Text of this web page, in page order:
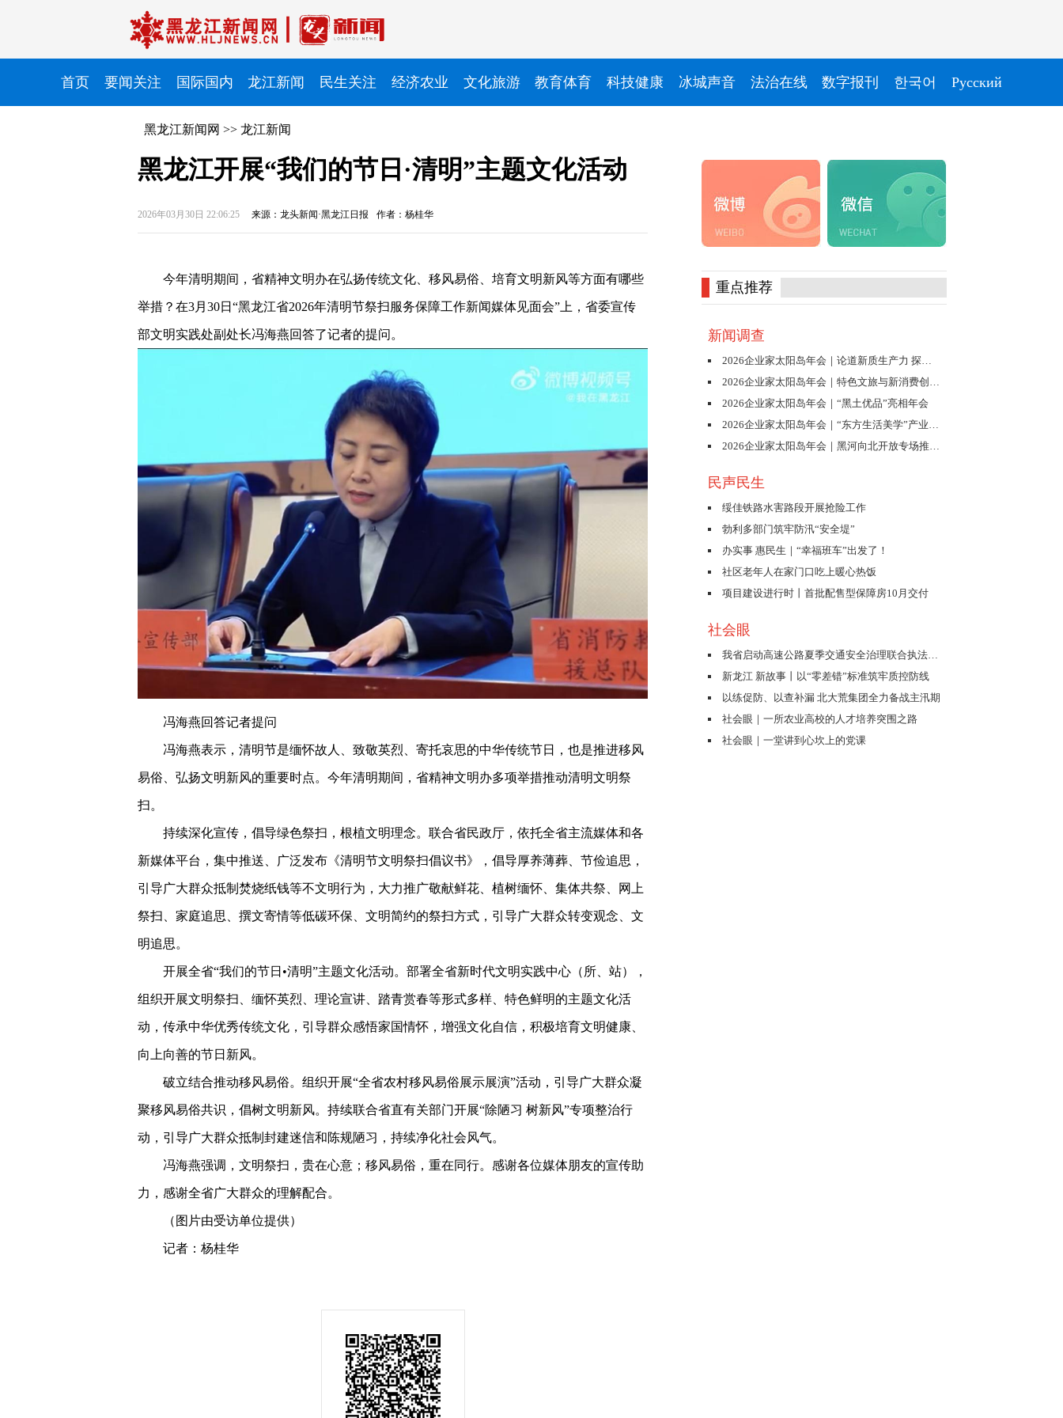
首页 要闻关注 国际国内 龙江新闻 民生关注 经济农业 文化旅游 教育体育 科技健康 冰城声音 法治在线 数字报刊 한국어 Pусский
黑龙江新闻网 >> 龙江新闻
黑龙江开展“我们的节日·清明”主题文化活动
2026年03月30日 22:06:25 来源：龙头新闻·黑龙江日报 作者：杨桂华
今年清明期间，省精神文明办在弘扬传统文化、移风易俗、培育文明新风等方面有哪些
举措？在3月30日“黑龙江省2026年清明节祭扫服务保障工作新闻媒体见面会”上，省委宣传
部文明实践处副处长冯海燕回答了记者的提问。
冯海燕回答记者提问
冯海燕表示，清明节是缅怀故人、致敬英烈、寄托哀思的中华传统节日，也是推进移风
易俗、弘扬文明新风的重要时点。今年清明期间，省精神文明办多项举措推动清明文明祭
扫。
持续深化宣传，倡导绿色祭扫，根植文明理念。联合省民政厅，依托全省主流媒体和各
新媒体平台，集中推送、广泛发布《清明节文明祭扫倡议书》，倡导厚养薄葬、节俭追思，
引导广大群众抵制焚烧纸钱等不文明行为，大力推广敬献鲜花、植树缅怀、集体共祭、网上
祭扫、家庭追思、撰文寄情等低碳环保、文明简约的祭扫方式，引导广大群众转变观念、文
明追思。
开展全省“我们的节日•清明”主题文化活动。部署全省新时代文明实践中心（所、站），
组织开展文明祭扫、缅怀英烈、理论宣讲、踏青赏春等形式多样、特色鲜明的主题文化活
动，传承中华优秀传统文化，引导群众感悟家国情怀，增强文化自信，积极培育文明健康、
向上向善的节日新风。
破立结合推动移风易俗。组织开展“全省农村移风易俗展示展演”活动，引导广大群众凝
聚移风易俗共识，倡树文明新风。持续联合省直有关部门开展“除陋习 树新风”专项整治行
动，引导广大群众抵制封建迷信和陈规陋习，持续净化社会风气。
冯海燕强调，文明祭扫，贵在心意；移风易俗，重在同行。感谢各位媒体朋友的宣传助
力，感谢全省广大群众的理解配合。
（图片由受访单位提供）
记者：杨桂华